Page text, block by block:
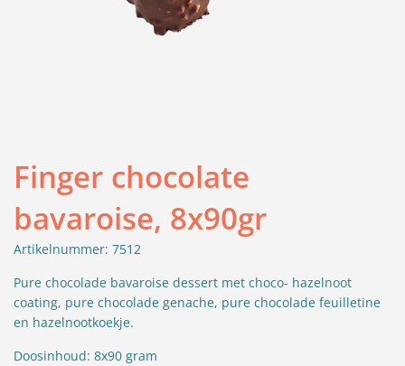
Finger chocolate
bavaroise, 8x90gr
Artikelnummer: 7512
Pure chocolade bavaroise dessert met choco- hazelnoot
coating, pure chocolade genache, pure chocolade feuilletine
en hazelnootkoekje.
Doosinhoud: 8x90 gram